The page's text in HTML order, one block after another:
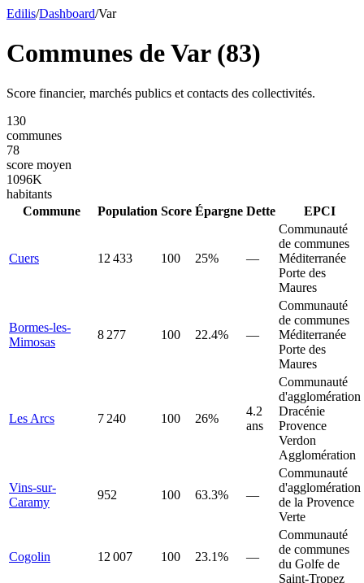
Edilis/Dashboard/Var
Communes deVar(83)
Score financier, marchés publics et contacts des collectivités.
130
communes
78
score moyen
1096K
habitants
Commune
Population Score Épargne Dette EPCI
Cuers 12 433 100 25% —
Communauté
de communes
Méditerranée
Porte des
Maures
Bormes-les-
Mimosas
8 277 100 22.4% —
Communauté
de communes
Méditerranée
Porte des
Maures
Les Arcs 7 240 100 26%
4.2
ans
Communauté
d'agglomération
Dracénie
Provence
Verdon
Agglomération
Vins-sur-
Caramy
952 100 63.3% —
Communauté
d'agglomération
de la Provence
Verte
Cogolin 12 007 100 23.1% —
Communauté
de communes
du Golfe de
Saint-Tropez